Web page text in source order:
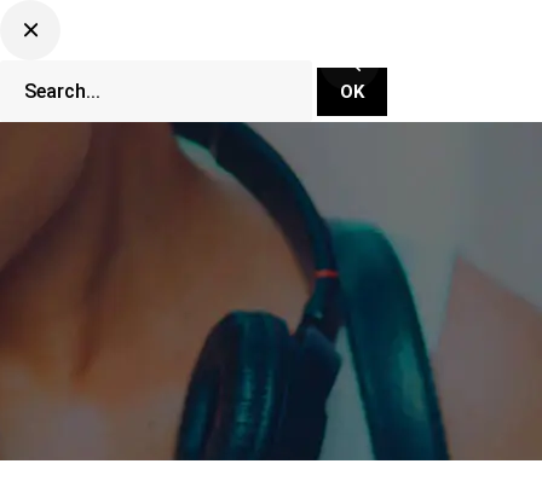
CLUBBING TV NETWORK